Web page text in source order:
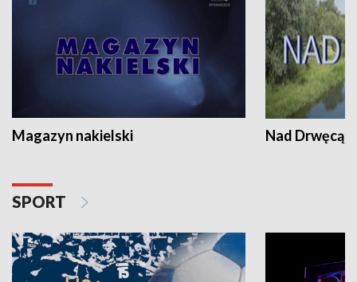
Magazyn nakielski Nad Drwęcą
SPORT